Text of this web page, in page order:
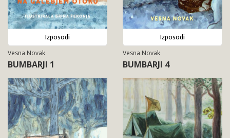
Izposodi
Vesna Novak
BUMBARJI 1
Izposodi
Vesna Novak
BUMBARJI 4